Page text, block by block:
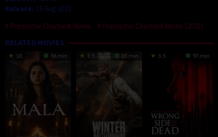
Release: 15 Aug 2023
Premisthe Chachedi Meme
Premisthe Chachedi Meme (2023)
RELATED MOVIES
10 96 min 3.5 83 min 3.5 97 min